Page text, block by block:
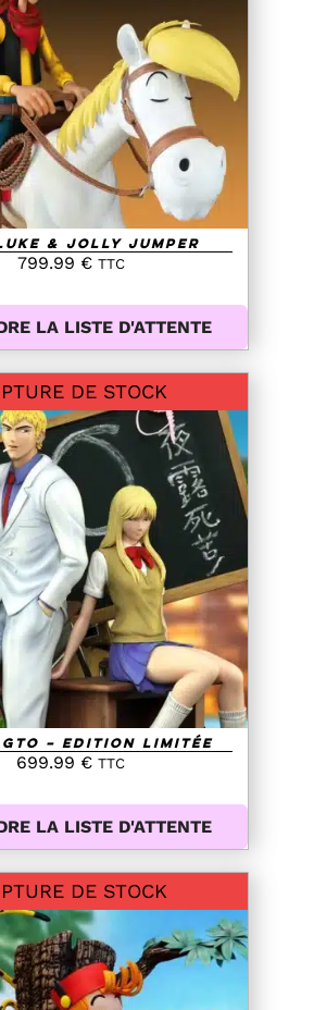
DETAILS
& Jolly Jumper
799.99 € TTC
LA LISTE D'ATTENTE
DE STOCK
DETAILS
– Edition Limitée
699.99 € TTC
LA LISTE D'ATTENTE
DE STOCK